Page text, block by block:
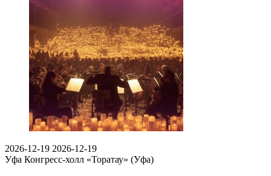
2026-12-19 2026-12-19
Уфа Конгресс-холл «Торатау» (Уфа)